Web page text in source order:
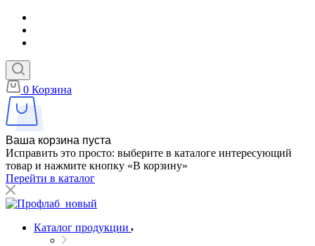
0 Корзина
Ваша корзина пуста
Исправить это просто: выберите в каталоге интересующий
товар и нажмите кнопку «В корзину»
Перейти в каталог
Каталог продукции